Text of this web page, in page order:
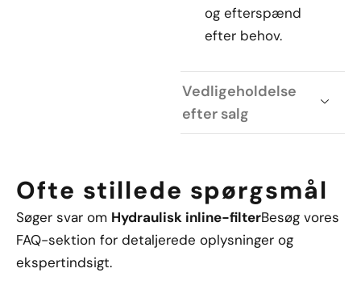
og efterspænd
efter behov.
Vedligeholdelse
efter salg
Ofte stillede spørgsmål
Søger svar om Hydraulisk inline-filterBesøg vores
FAQ-sektion for detaljerede oplysninger og
ekspertindsigt.